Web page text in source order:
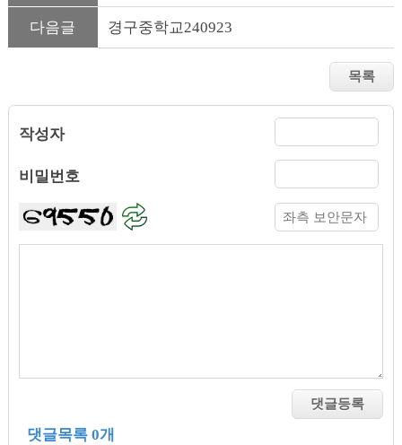
다음글 경구중학교240923
작성자
비밀번호
댓글목록 0개